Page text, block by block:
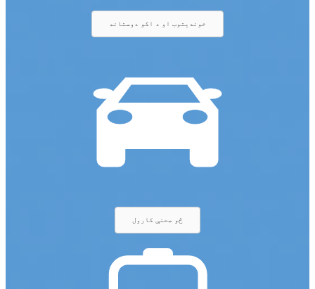
خوندیتوب او د اکو دوستانه
څو صحنې کارول